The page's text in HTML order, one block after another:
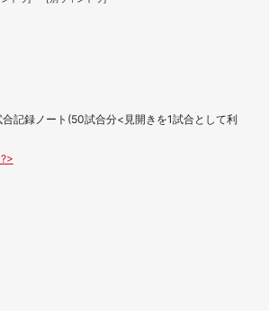
記録ノート(50試合分<見開きを1試合として利